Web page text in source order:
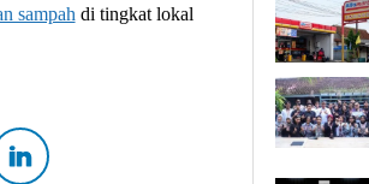
sampah di tingkat lokal